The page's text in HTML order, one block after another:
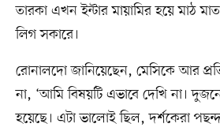
তারকা এখন ইন্টার মায়ামির হয়ে মাঠ
লিগ সকারে।
রোনালদো জানিয়েছেন, মেসিকে আর
না, ‘আমি বিষয়টি এভাবে দেখি না। দুজনের
হয়েছে। এটা ভালোই ছিল, দর্শকেরা